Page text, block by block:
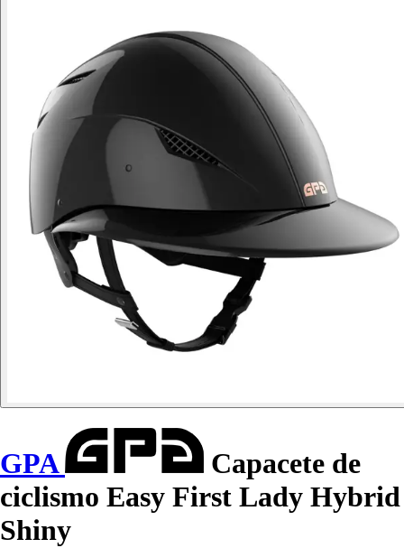
GPA
Capacete de
ciclismo Easy First Lady Hybrid
Shiny